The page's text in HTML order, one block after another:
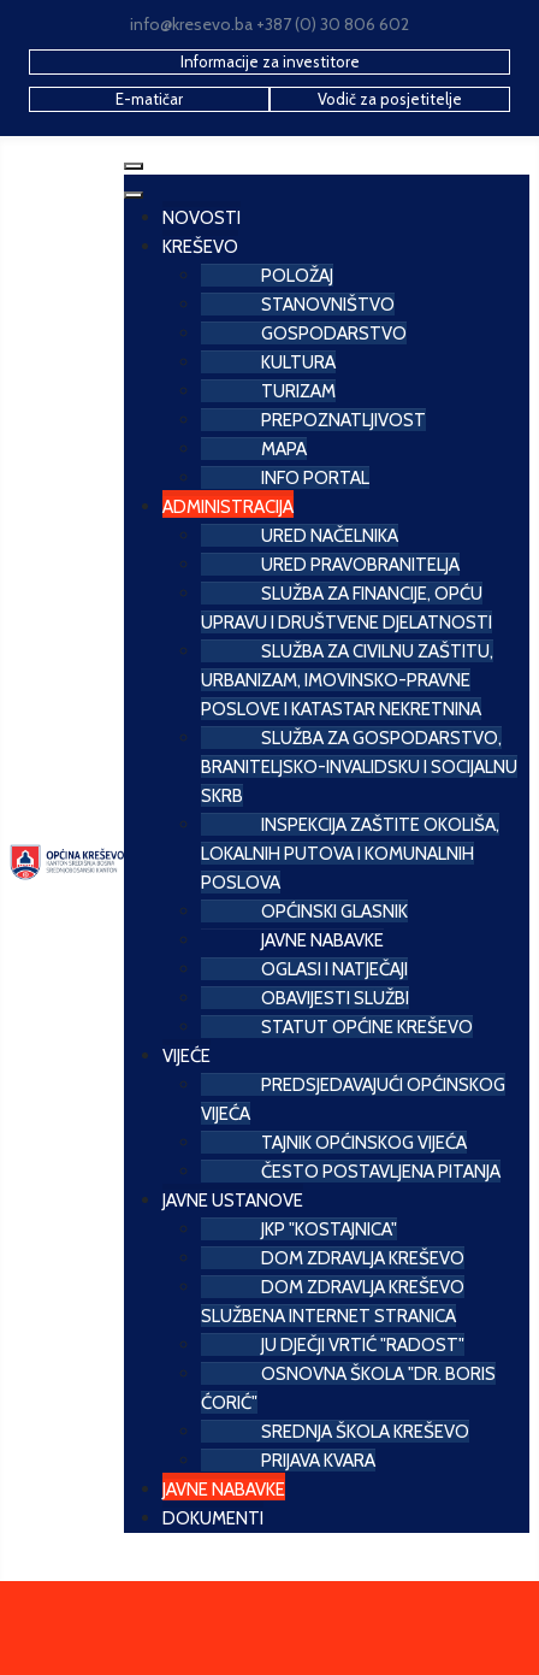
info@kresevo.ba +387 (0) 30 806 602
Informacije za investitore
E-matičar
Vodič za posjetitelje
NOVOSTI
KREŠEVO
POLOŽAJ
STANOVNIŠTVO
GOSPODARSTVO
KULTURA
TURIZAM
PREPOZNATLJIVOST
MAPA
INFO PORTAL
ADMINISTRACIJA
URED NAČELNIKA
URED PRAVOBRANITELJA
SLUŽBA ZA FINANCIJE, OPĆU
UPRAVU I DRUŠTVENE DJELATNOSTI
SLUŽBA ZA CIVILNU ZAŠTITU,
URBANIZAM, IMOVINSKO-PRAVNE
POSLOVE I KATASTAR NEKRETNINA
SLUŽBA ZA GOSPODARSTVO,
BRANITELJSKO-INVALIDSKU I SOCIJALNU
SKRB
INSPEKCIJA ZAŠTITE OKOLIŠA,
LOKALNIH PUTOVA I KOMUNALNIH
POSLOVA
OPĆINSKI GLASNIK
JAVNE NABAVKE
OGLASI I NATJEČAJI
OBAVIJESTI SLUŽBI
STATUT OPĆINE KREŠEVO
VIJEĆE
PREDSJEDAVAJUĆI OPĆINSKOG
VIJEĆA
TAJNIK OPĆINSKOG VIJEĆA
ČESTO POSTAVLJENA PITANJA
JAVNE USTANOVE
JKP "KOSTAJNICA"
DOM ZDRAVLJA KREŠEVO
DOM ZDRAVLJA KREŠEVO
SLUŽBENA INTERNET STRANICA
JU DJEČJI VRTIĆ "RADOST"
OSNOVNA ŠKOLA "DR. BORIS
ĆORIĆ"
SREDNJA ŠKOLA KREŠEVO
PRIJAVA KVARA
JAVNE NABAVKE
DOKUMENTI